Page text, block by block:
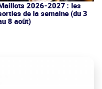
2026-2027 : les
de la semaine (du 3
8 août)